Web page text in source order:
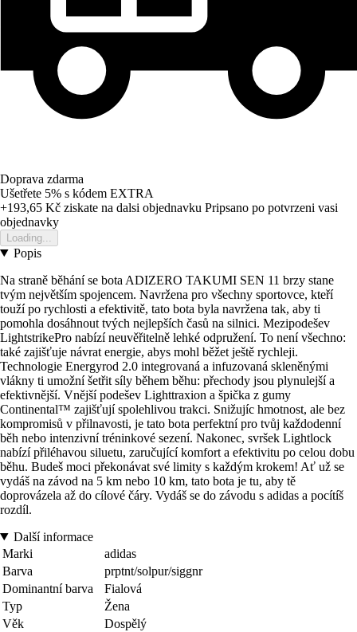
Doprava zdarma
Ušetřete 5% s kódem EXTRA
+193,65 Kč ziskate na dalsi objednavku Pripsano po potvrzeni vasi
objednavky
Loading...
Popis
Na straně běhání se bota ADIZERO TAKUMI SEN 11 brzy stane
tvým největším spojencem. Navržena pro všechny sportovce, kteří
touží po rychlosti a efektivitě, tato bota byla navržena tak, aby ti
pomohla dosáhnout tvých nejlepších časů na silnici. Mezipodešev
LightstrikePro nabízí neuvěřitelně lehké odpružení. To není všechno:
také zajišťuje návrat energie, abys mohl běžet ještě rychleji.
Technologie Energyrod 2.0 integrovaná a infuzovaná skleněnými
vlákny ti umožní šetřit síly během běhu: přechody jsou plynulejší a
efektivnější. Vnější podešev Lighttraxion a špička z gumy
Continental™ zajišťují spolehlivou trakci. Snižujíc hmotnost, ale bez
kompromisů v přilnavosti, je tato bota perfektní pro tvůj každodenní
běh nebo intenzivní tréninkové sezení. Nakonec, svršek Lightlock
nabízí přiléhavou siluetu, zaručující komfort a efektivitu po celou dobu
běhu. Budeš moci překonávat své limity s každým krokem! Ať už se
vydáš na závod na 5 km nebo 10 km, tato bota je tu, aby tě
doprovázela až do cílové čáry. Vydáš se do závodu s adidas a pocítíš
rozdíl.
Další informace
Marki
adidas
Barva
prptnt/solpur/siggnr
Dominantní barva
Fialová
Typ
Žena
Věk
Dospělý